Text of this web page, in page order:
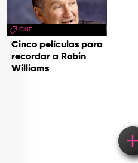
CINE
Cinco películas para
recordar a Robin
Williams